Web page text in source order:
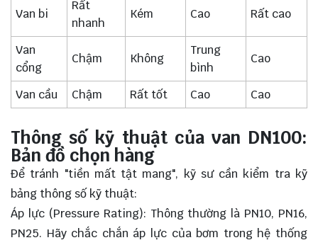
Van bi
Rất
nhanh
Kém Cao Rất cao
Van
cổng
Chậm Không
Trung
bình
Cao
Van cầu Chậm Rất tốt Cao Cao
Thông số kỹ thuật của van DN100:
Bản đồ chọn hàng
Để tránh "tiền mất tật mang", kỹ sư cần kiểm tra kỹ
bảng thông số kỹ thuật:
Áp lực (Pressure Rating): Thông thường là PN10, PN16,
PN25. Hãy chắc chắn áp lực của bơm trong hệ thống